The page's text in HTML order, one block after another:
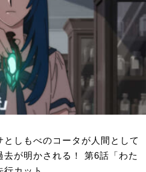
しもべのコータが人間として
が明かされる！ 第6話「わた